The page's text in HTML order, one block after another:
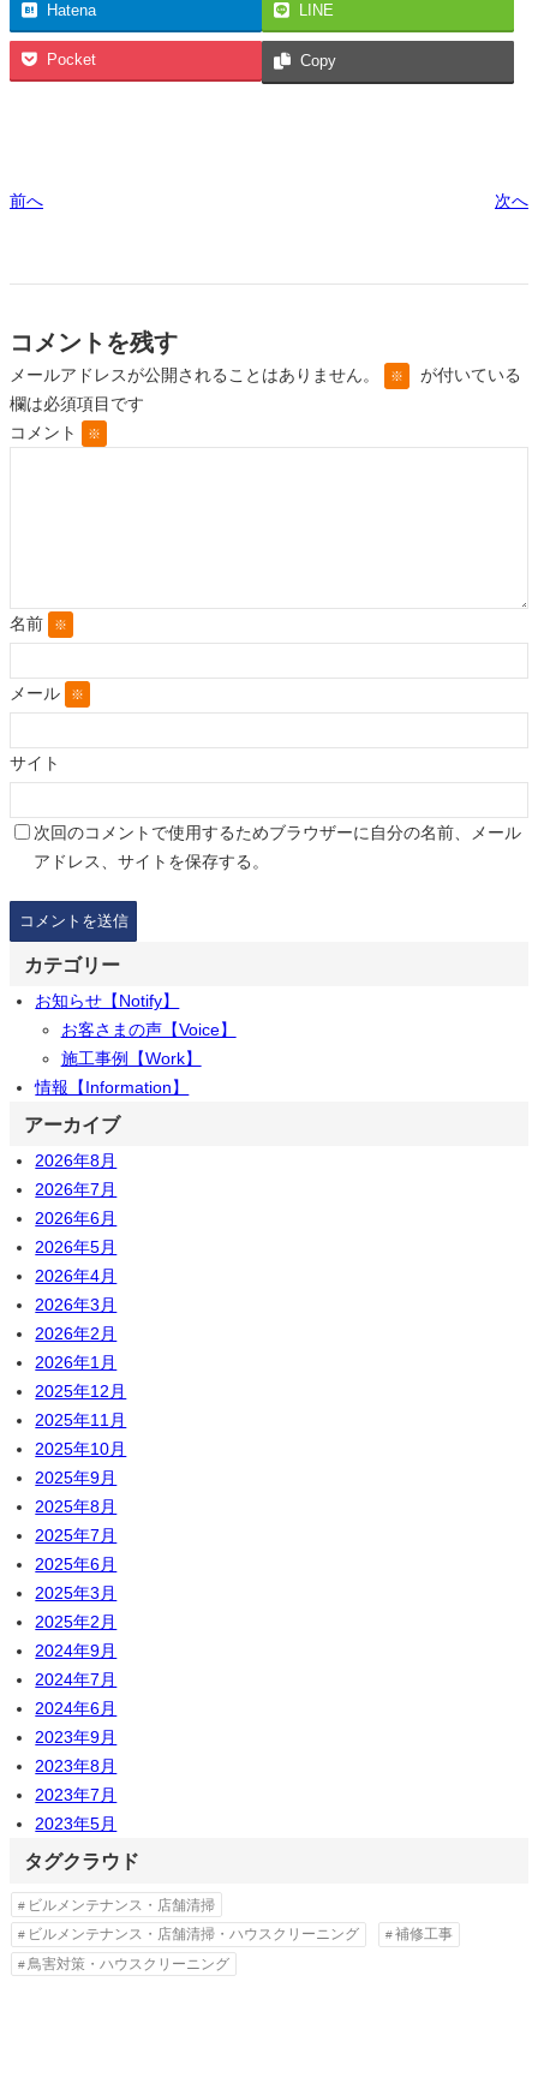
Hatena LINE
Pocket Copy
前へ 次へ
コメントを残す
メールアドレスが公開されることはありません。 ※
が付いている
欄は必須項目です
コメント
※
名前 ※
メール ※
サイト
次回のコメントで使用するためブラウザーに自分の名前、メール
アドレス、サイトを保存する。
カテゴリー
お知らせ【Notify】
お客さまの声【Voice】
施工事例【Work】
情報【Information】
アーカイブ
2026年8月
2026年7月
2026年6月
2026年5月
2026年4月
2026年3月
2026年2月
2026年1月
2025年12月
2025年11月
2025年10月
2025年9月
2025年8月
2025年7月
2025年6月
2025年3月
2025年2月
2024年9月
2024年7月
2024年6月
2023年9月
2023年8月
2023年7月
2023年5月
タグクラウド
ビルメンテナンス・店舗清掃
ビルメンテナンス・店舗清掃・ハウスクリーニング
補修工事
鳥害対策・ハウスクリーニング